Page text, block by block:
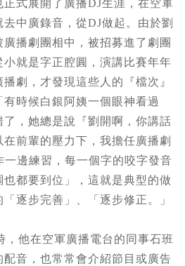
正式展開了廣播DJ生涯，在空軍
中廣錄音，從DJ做起。由於劉
播劇團相中，被招募進了劇團
就是字正腔圓，演講比賽年年
劇，才發現這些人的『檔次』
時候白銀阿姨一個眼神看過
，她總是說『劉開啊，你講話
前輩的壓力下，我擔任廣播劇
一邊練習，每一個字的咬字發音
都要到位」，這就是典型的做
逐步完善」、「逐步修正。」
，他在空軍廣播電台的同事石班
音，也常常會介紹節目或廣告